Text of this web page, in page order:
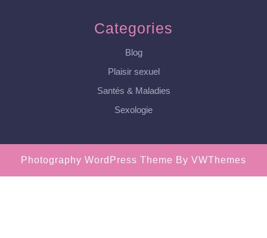
Categories
Blog
Plaisir sexuel
Santés & Maladies
Sexologie
Photography WordPress Theme By VWThemes